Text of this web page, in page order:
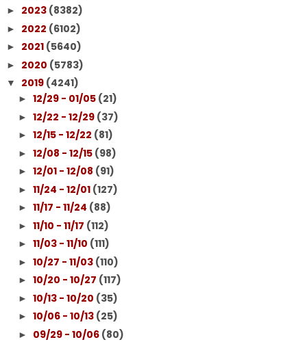
► 2023 (8382)
► 2022 (6102)
► 2021 (5640)
► 2020 (5783)
▼ 2019 (4241)
► 12/29 - 01/05 (21)
► 12/22 - 12/29 (37)
► 12/15 - 12/22 (81)
► 12/08 - 12/15 (98)
► 12/01 - 12/08 (91)
► 11/24 - 12/01 (127)
► 11/17 - 11/24 (88)
► 11/10 - 11/17 (112)
► 11/03 - 11/10 (111)
► 10/27 - 11/03 (110)
► 10/20 - 10/27 (117)
► 10/13 - 10/20 (35)
► 10/06 - 10/13 (25)
► 09/29 - 10/06 (80)